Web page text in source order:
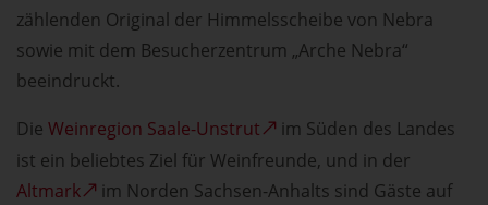
zählenden Original der Himmelsscheibe von Nebra
sowie mit dem Besucherzentrum „Arche Nebra“
beeindruckt.
Die Weinregion Saale-Unstrut
im Süden des Landes
ist ein beliebtes Ziel für Weinfreunde, und in der
Altmark
im Norden Sachsen-Anhalts sind Gäste auf